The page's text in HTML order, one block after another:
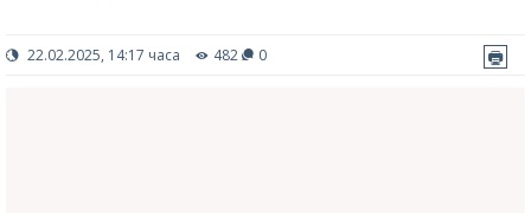
22.02.2025, 14:17 часа 482 0